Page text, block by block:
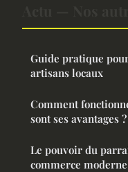
Guide pratique
artisans locaux
Comment
sont ses avantages ?
Le pouvoir du
commerce moderne